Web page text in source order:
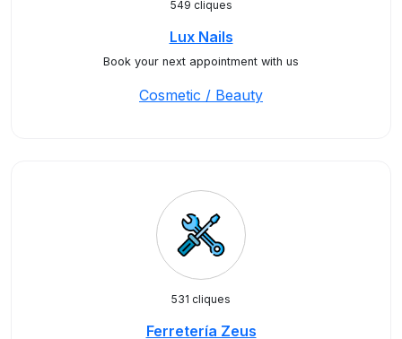
549 cliques
Lux Nails
Book your next appointment with us
Cosmetic / Beauty
531 cliques
Ferretería Zeus